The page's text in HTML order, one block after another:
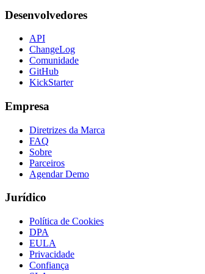
Desenvolvedores
API
ChangeLog
Comunidade
GitHub
KickStarter
Empresa
Diretrizes da Marca
FAQ
Sobre
Parceiros
Agendar Demo
Jurídico
Política de Cookies
DPA
EULA
Privacidade
Confiança